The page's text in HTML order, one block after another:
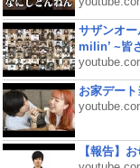
サザンオ
milin’ ~皆
お家デート
【報告】